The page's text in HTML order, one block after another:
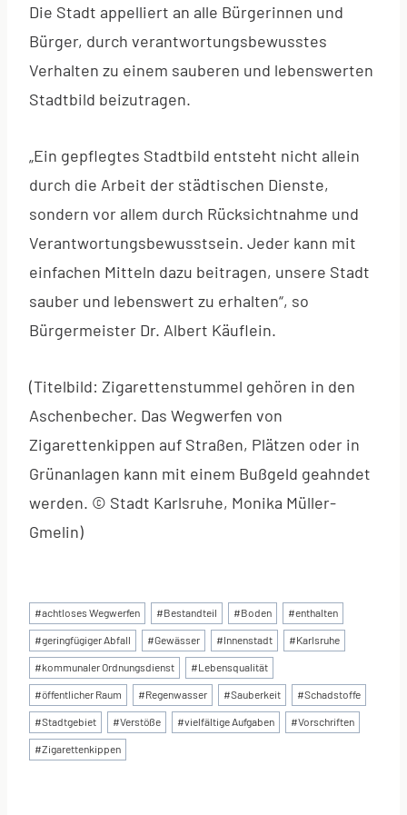
Die Stadt appelliert an alle Bürgerinnen und
Bürger, durch verantwortungsbewusstes
Verhalten zu einem sauberen und lebenswerten
Stadtbild beizutragen.
„Ein gepflegtes Stadtbild entsteht nicht allein
durch die Arbeit der städtischen Dienste,
sondern vor allem durch Rücksichtnahme und
Verantwortungsbewusstsein. Jeder kann mit
einfachen Mitteln dazu beitragen, unsere Stadt
sauber und lebenswert zu erhalten“, so
Bürgermeister Dr. Albert Käuflein.
(Titelbild: Zigarettenstummel gehören in den
Aschenbecher. Das Wegwerfen von
Zigarettenkippen auf Straßen, Plätzen oder in
Grünanlagen kann mit einem Bußgeld geahndet
werden. © Stadt Karlsruhe, Monika Müller-
Gmelin)
Schlagworte:
#achtloses Wegwerfen #Bestandteil #Boden #enthalten
#geringfügiger Abfall #Gewässer #Innenstadt #Karlsruhe
#kommunaler Ordnungsdienst #Lebensqualität
#öffentlicher Raum #Regenwasser #Sauberkeit #Schadstoffe
#Stadtgebiet #Verstöße #vielfältige Aufgaben #Vorschriften
#Zigarettenkippen